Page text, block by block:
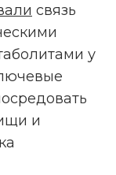
связь
у
и